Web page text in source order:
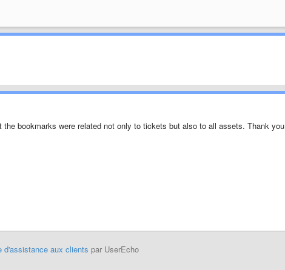
bookmarks were related not only to tickets but also to all assets. Thank you
d'assistance aux clients par UserEcho